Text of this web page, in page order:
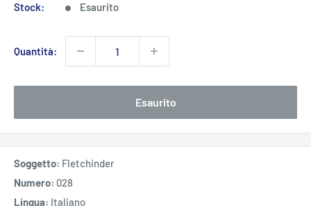
Stock: Esaurito
Quantità:
Esaurito
Soggetto: Fletchinder
Numero: 028
Lingua: Italiano